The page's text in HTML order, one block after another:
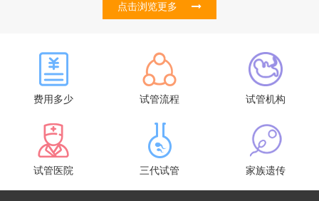
点击浏览更多
费用多少 试管流程 试管机构
试管医院 三代试管 家族遗传